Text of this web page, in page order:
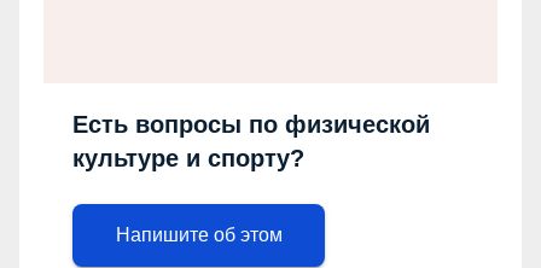
Есть вопросы по физической
культуре и спорту?
Напишите об этом